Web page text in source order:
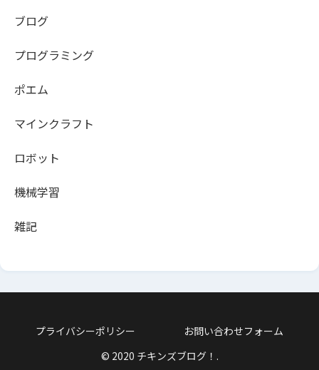
ブログ
プログラミング
ポエム
マインクラフト
ロボット
機械学習
雑記
プライバシーポリシー
お問い合わせフォーム
© 2020 チキンズブログ！.